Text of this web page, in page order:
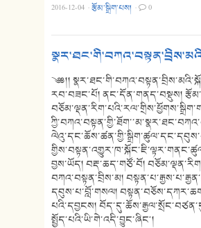
2016-12-04 ·རྩོམ་སྒྲིག་པས། · 0
༄༅།།
རབ་བཟང་པོ། ནང་དོན་གནད་བསྡུས།
བྱས་ཡོད། བརྡ་ཆད་གཙོ་བོ།
བཀའ་བསྟན་བྲིས་མ།
དབུས་པ་བློ་གསལ།
པའི་དབྱངས།
སྤྱོད་པའི་ཡི་གེ་འདི་བྱུང་ཞིང༌།